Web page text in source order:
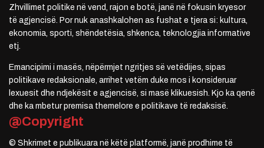
Zhvillimet politike në vend, rajon e botë, janë në fokusin kryesor
të agjencisë. Por nuk anashkalohen as fushat e tjera si: kultura,
ekonomia, sporti, shëndetësia, shkenca, teknologjia informative
etj.
Emancipimi i masës, nëpërmjet ngritjes së vetëdijes, sipas
politikave redaksionale, arrihet vetëm duke mos i konsideruar
lexuesit dhe ndjekësit e agjencisë, si masë klikuesish. Kjo ka qenë
dhe ka mbetur premisa themelore e politikave të redaksisë.
@Copyright
© Shkrimet e publikuara në këtë platformë, janë prodhime të